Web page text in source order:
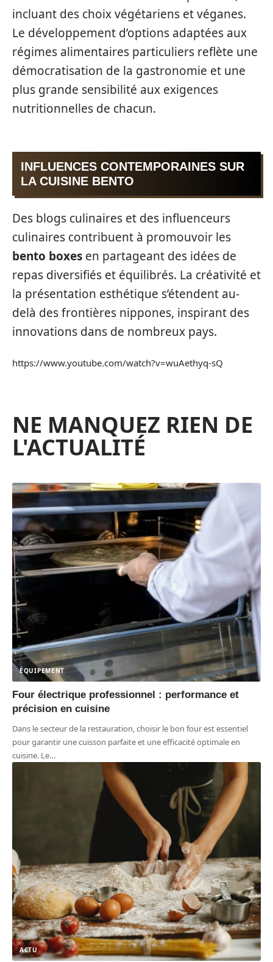
incluant des choix végétariens et véganes.
Le développement d’options adaptées aux
régimes alimentaires particuliers reflète une
démocratisation de la gastronomie et une
plus grande sensibilité aux exigences
nutritionnelles de chacun.
INFLUENCES CONTEMPORAINES SUR
LA CUISINE BENTO
Des blogs culinaires et des influenceurs
culinaires contribuent à promouvoir les
bento boxes en partageant des idées de
repas diversifiés et équilibrés. La créativité et
la présentation esthétique s’étendent au-
delà des frontières nippones, inspirant des
innovations dans de nombreux pays.
https://www.youtube.com/watch?v=wuAethyq-sQ
NE MANQUEZ RIEN DE
L'ACTUALITÉ
ÉQUIPEMENT
Four électrique professionnel : performance et
précision en cuisine
Dans le secteur de la restauration, choisir le bon four est essentiel
pour garantir une cuisson parfaite et une efficacité optimale en
cuisine. Le…
ACTU